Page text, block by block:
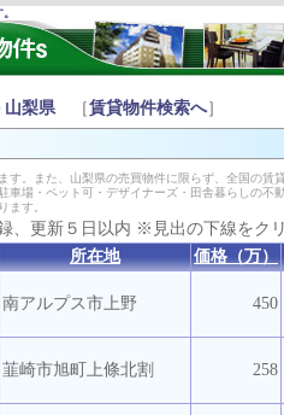
山梨県［賃貸物件検索へ］
。また、山梨県の売買物件に限らず、全国の
車場・ペット可・デザイナーズ・田舎暮らしの
ます。
、更新５日以内 ※見出の下線をク
所在地 価格（万）
南アルプス市上野 450
韮崎市旭町上條北割 258